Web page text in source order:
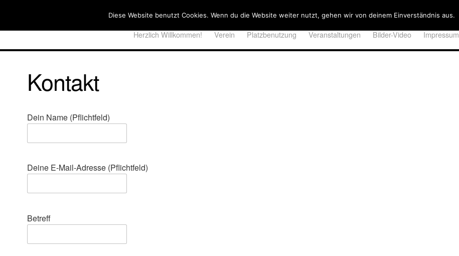
Herzlich Willkommen! Verein Platzbenutzung Veranstaltungen Bilder-Video Impressum
Kontakt
Dein Name (Pflichtfeld)
Deine E-Mail-Adresse (Pflichtfeld)
Betreff
Diese Website benutzt Cookies. Wenn du die Website weiter nutzt, gehen wir von deinem Einverständnis aus.